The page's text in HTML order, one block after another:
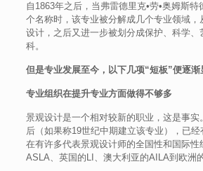
自1863年之后，当弗雷德里克•劳•奥姆斯特
个名称时，该专业被分解成几个专业领域，
设计，之后又进一步被划分成保护、科学、
科。
但是专业发展至今，以下几项“短板”便逐渐
专业组织在提升专业方面做得不够多
景观设计是一个相对较新的职业，这是事实
后（如果称19世纪中期建立该专业），已
在有许多代表景观设计师的全国性和国际性
ASLA、英国的LI、澳大利亚的AILA到欧洲